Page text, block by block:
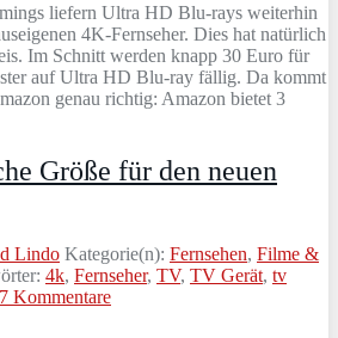
liefern Ultra HD Blu-rays weiterhin
4K-Fernseher. Dies hat natürlich
Im Schnitt werden knapp 30 Euro für
auf Ultra HD Blu-ray fällig. Da kommt
genau richtig: Amazon bietet 3
Größe für den neuen
Lindo Kategorie(n): Fernsehen, Filme &
4k, Fernseher, TV, TV Gerät, tv
7 Kommentare